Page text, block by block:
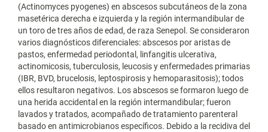
(Actinomyces pyogenes) en abscesos subcutáneos de la zona
masetérica derecha e izquierda y la región intermandibular de
un toro de tres años de edad, de raza Senepol. Se consideraron
varios diagnósticos diferenciales: abscesos por aristas de
pastos, enfermedad periodontal, linfangitis ulcerativa,
actinomicosis, tuberculosis, leucosis y enfermedades primarias
(IBR, BVD, brucelosis, leptospirosis y hemoparasitosis); todos
ellos resultaron negativos. Los abscesos se formaron luego de
una herida accidental en la región intermandibular; fueron
lavados y tratados, acompañado de tratamiento parenteral
basado en antimicrobianos específicos. Debido a la recidiva del